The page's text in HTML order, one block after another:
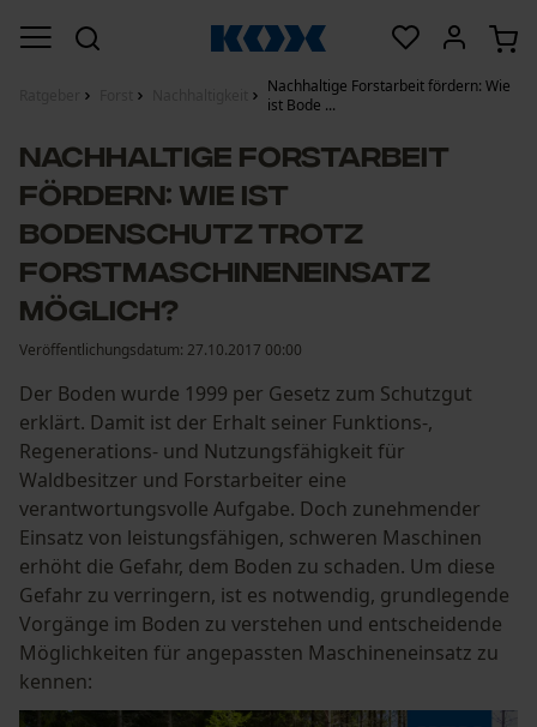
Nachhaltige Forstarbeit fördern: Wie
ist Bode ...
Nachhaltige Forstarbeit
fördern: Wie ist
Bodenschutz trotz
Forstmaschineneinsatz
möglich?
Veröffentlichungsdatum: 27.10.2017 00:00
Der Boden wurde 1999 per Gesetz zum Schutzgut
erklärt. Damit ist der Erhalt seiner Funktions-,
Regenerations- und Nutzungsfähigkeit für
Waldbesitzer und Forstarbeiter eine
verantwortungsvolle Aufgabe. Doch zunehmender
Einsatz von leistungsfähigen, schweren Maschinen
erhöht die Gefahr, dem Boden zu schaden. Um diese
Gefahr zu verringern, ist es notwendig, grundlegende
Vorgänge im Boden zu verstehen und entscheidende
Möglichkeiten für angepassten Maschineneinsatz zu
kennen: